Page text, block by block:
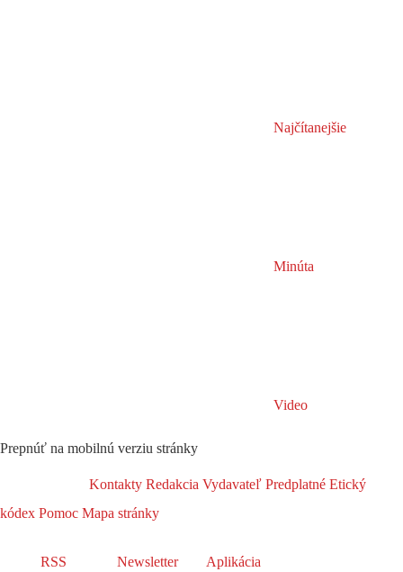
Najčítanejšie
Minúta
Video
Prepnúť na mobilnú verziu stránky
Kontakty Redakcia Vydavateľ Predplatné Etický
kódex Pomoc Mapa stránky
RSS Newsletter Aplikácia